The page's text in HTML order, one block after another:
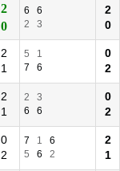
2
0
6
6
2
3
2
0
2
1
5
1
7
6
0
2
2
1
2
3
6
6
0
2
0
2
7 1
6
5
6 2
2
1